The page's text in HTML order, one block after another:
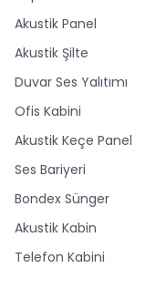
Akustik Panel
Akustik Şilte
Duvar Ses Yalıtımı
Ofis Kabini
Akustik Keçe Panel
Ses Bariyeri
Bondex Sünger
Akustik Kabin
Telefon Kabini